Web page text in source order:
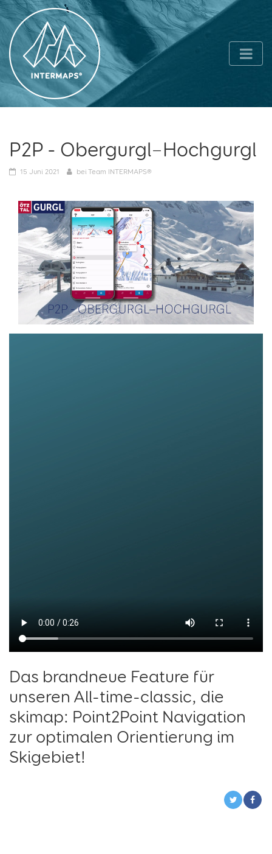
P2P - Obergurgl–Hochgurgl
15 Juni 2021 bei Team INTERMAPS®
Das brandneue Feature für
unseren All-time-classic, die
skimap: Point2Point Navigation
zur optimalen Orientierung im
Skigebiet!